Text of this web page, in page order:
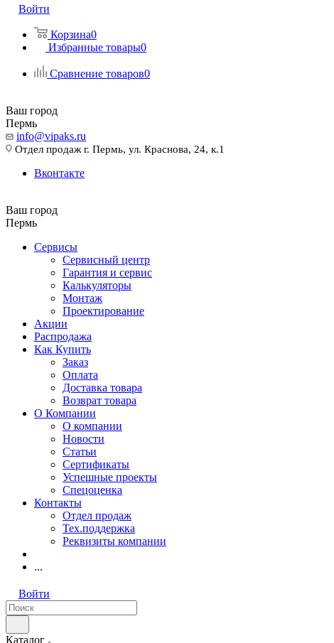
Войти
Корзина0
Избранные товары0
Сравнение товаров0
Ваш город
Пермь
info@vipaks.ru
Отдел продаж г. Пермь, ул. Краснова, 24, к.1
Вконтакте
Ваш город
Пермь
Сервисы
Сервисный центр
Гарантия и сервис
Калькуляторы
Монтаж
Проектирование
Акции
Распродажа
Как Купить
Заказ
Оплата
Доставка товара
Возврат товара
О Компании
О компании
Новости
Статьи
Сертификаты
Успешные проекты
Спецоценка
Контакты
Отдел продаж
Тех.поддержка
Реквизиты компании
...
Войти
Каталог